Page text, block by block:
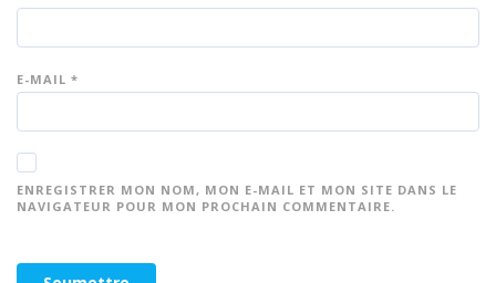
E-MAIL *
ENREGISTRER MON NOM, MON E-MAIL ET MON SITE DANS LE
NAVIGATEUR POUR MON PROCHAIN COMMENTAIRE.